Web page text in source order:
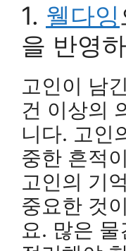
1. 웰다잉
을 반영
고인이 남
건 이상의
니다. 고인
중한 흔적
고인의 기
중요한 것
요. 많은